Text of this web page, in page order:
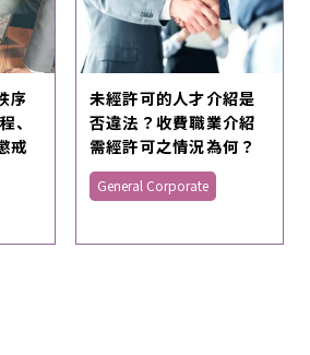
序
、
戒
未經許可的人才介紹是
否違法？收費職業介紹
需經許可之情況為何？
General Corporate